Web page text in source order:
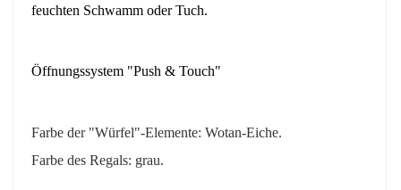
feuchten Schwamm oder Tuch.
Öffnungssystem "Push & Touch"
Farbe der "Würfel"-Elemente: Wotan-Eiche.
Farbe des Regals: grau.